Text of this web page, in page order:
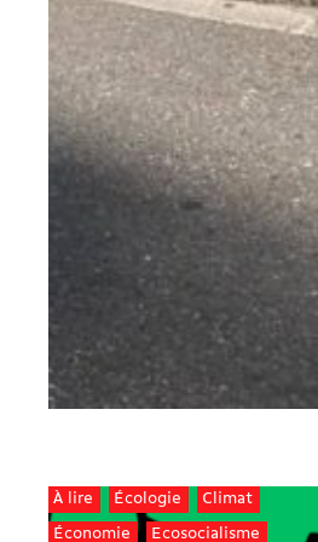
À lire Écologie
Climat
Économie
Ecosocialisme